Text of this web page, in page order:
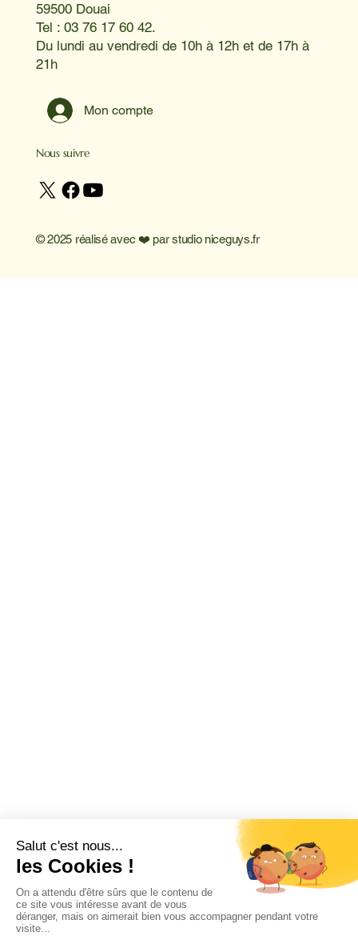
59500 Douai
Tel : 03 76 17 60 42.
Du lundi au vendredi de 10h à 12h et de 17h à
21h
Mon compte
Nous suivre
© 2025 réalisé avec ❤️ parstudio niceguys.fr